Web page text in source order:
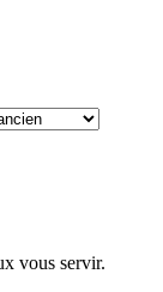
vous servir.